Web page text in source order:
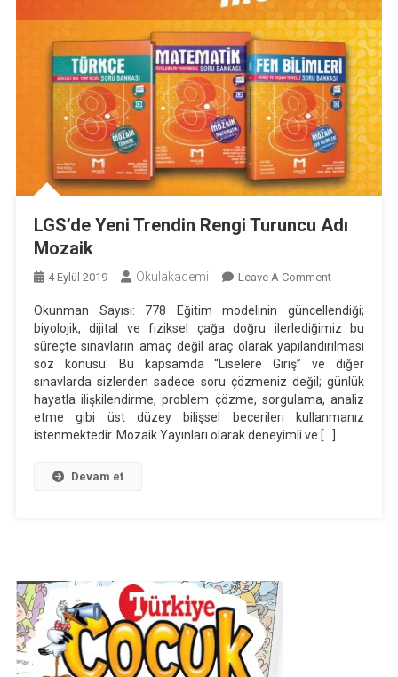
LGS’de Yeni Trendin Rengi Turuncu Adı
Mozaik
4 Eylül 2019 Okulakademi Leave A CommentOn
Yeni
Trendin
Rengi
Turuncu
Adı
Mozaik
Okunman Sayısı: 778 Eğitim modelinin güncellendiği;
biyolojik, dijital ve fiziksel çağa doğru ilerlediğimiz bu
süreçte sınavların amaç değil araç olarak yapılandırılması
söz konusu. Bu kapsamda “Liselere Giriş” ve diğer
sınavlarda sizlerden sa­dece soru çözmeniz değil; günlük
hayatla ilişkilendirme, problem çözme, sorgulama, analiz
etme gibi üst düzey bilişsel becerileri kullanmanız
istenmektedir. Mozaik Yayınları olarak deneyimli ve […]
Devam et